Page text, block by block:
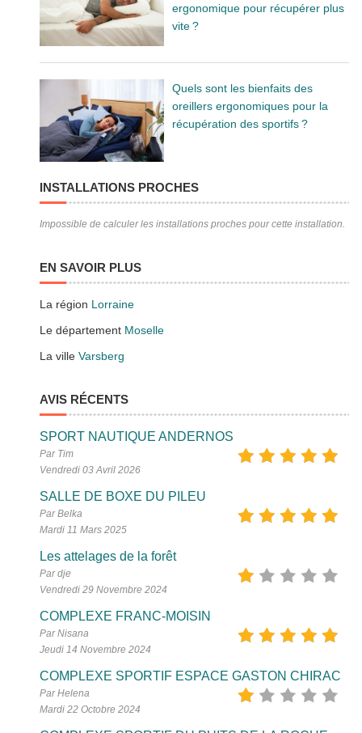
ergonomique pour récupérer plus
vite ?
Quels sont les bienfaits des
oreillers ergonomiques pour la
récupération des sportifs ?
INSTALLATIONS PROCHES
Impossible de calculer les installations proches pour cette installation.
EN SAVOIR PLUS
La région Lorraine
Le département Moselle
La villeVarsberg
AVIS RÉCENTS
SPORT NAUTIQUE ANDERNOS
Par Tim
Vendredi 03 Avril 2026
SALLE DE BOXE DU PILEU
Par Belka
Mardi 11 Mars 2025
Les attelages de la forêt
Par dje
Vendredi 29 Novembre 2024
COMPLEXE FRANC-MOISIN
Par Nisana
Jeudi 14 Novembre 2024
COMPLEXE SPORTIF ESPACE GASTON CHIRAC
Par Helena
Mardi 22 Octobre 2024